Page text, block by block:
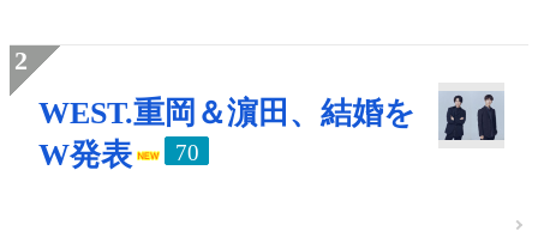
WEST.重岡＆濵田、結婚を
W発表
70